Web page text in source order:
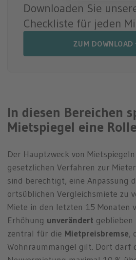
Downloaden Sie
Checkliste für jeden
ZUM DOWNLOAD
In diesen Bereichen
Mietspiegel eine Rolle
Der Hauptzweck von
gesetzlichen Verfahren zur
sind berechtigt, eine Anpassung
ortsüblichen Vergleichsmiete zu
Miete in den letzten 15 Monaten
Erhöhung unverändert geblieben
zentral für die Mietpreisbremse,
Wohnraummangel gilt. Dort darf